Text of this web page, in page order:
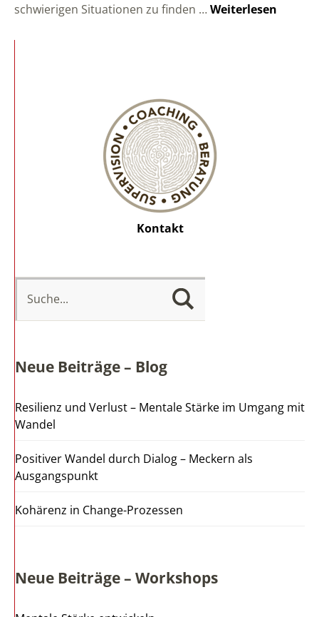
schwierigen Situationen zu finden …Weiterlesen
Kontakt
Neue Beiträge – Blog
Resilienz und Verlust – Mentale Stärke im Umgang mit
Wandel
Positiver Wandel durch Dialog – Meckern als
Ausgangspunkt
Kohärenz in Change-Prozessen
Neue Beiträge – Workshops